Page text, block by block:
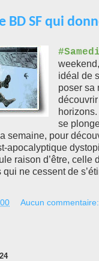
BD SF qui
idéal de
poser sa
se
semaine, pour
apocalyptique
raison d’être, celle
ne cessent de
Aucun commentaire: